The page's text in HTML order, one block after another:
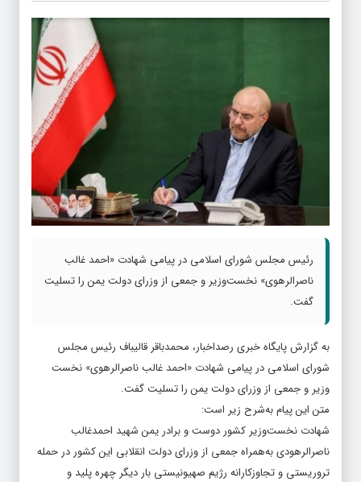
رئیس مجلس شورای اسلامی در پیامی شهادت «احمد غالب
ناصرالرهوی» نخست‌وزیر و جمعی از وزرای دولت یمن را تسلیت
گفت.
به گزارش پایگاه خبری رصداخبار، محمدباقر قالیباف رئیس مجلس
شورای اسلامی در پیامی شهادت «احمد غالب ناصرالرهوی» نخست
وزیر و جمعی از وزرای دولت یمن را تسلیت گفت.
متن این پیام به‌شرح زیر است:
شهادت نخست‌وزیر کشور دوست و برادر یمن شهید احمدغالب
ناصرالرهودی به‌همراه جمعی از وزرای دولت انقلابی این کشور در حمله
تروریستی و تجاوزکارانه رژیم صهیونیستی بار دیگر چهره پلید و